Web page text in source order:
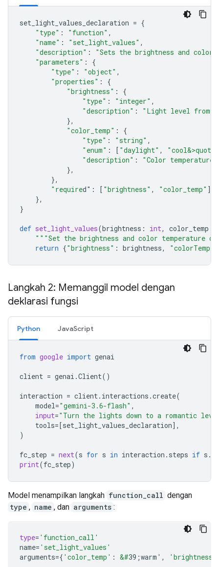
set_light_values_declaration = {
"type" : "function" ,
"name" : "set_light_values" ,
"description" :
"Sets the brightness and
"parameters" :
{
"type" : "object" ,
"properties" :
{
"brightness" :
{
"type" : "integer" ,
"description" :
"Light level from
},
"color_temp" :
{
"type" : "string" ,
"enum" : [ "daylight" , "cool&>quot;
"description" : "Color temperature"
},
},
"required" : [ "brightness" , "color_temp" ],
},
}
def set_light_values(brightness : int, color_temp
"""Set the brightness and color temperature
return {"brightness" : brightness,
Langkah 2: Memanggil model dengan
deklarasi fungsi
Python JavaScript
from google import genai
client = genai .Client()
interaction = client. interactions .create(
model="gemini-3.6-flash" ,
input="Turn the lights down to a romantic
tools= [set_light_values_declaration],
)
fc_step = next(s for s in interaction . steps if s .
print(fc_step)
Model menampilkan langkah function_call dengan
type , name , dan arguments :
type= 'function_call'
name= 'set_light_values'
arguments={ 'color_temp' : &#39;warm' , 'brightness'